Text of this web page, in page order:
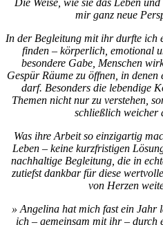
Die Weise, wie sie das Leben
mir ganz neue
In der Begleitung mit ihr durfte ich
finden – körperlich, emotional
besondere Gabe, Menschen
Gespür Räume zu öffnen, in
darf. Besonders die lebendige
Themen nicht nur zu verstehen,
schließlich weicher
Was ihre Arbeit so einzigartig
Leben – keine kurzfristigen
nachhaltige Begleitung, die in
zutiefst dankbar für diese
von Herzen
» Angelina hat mich fast ein Jahr
ich – gemeinsam mit ihr – durch